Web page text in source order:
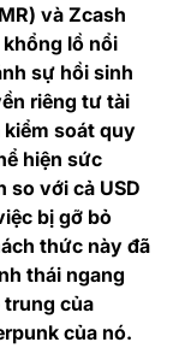
và Zcash
lồ nổi
sự hồi sinh
riêng tư tài
soát quy
hiện sức
so với cả USD
bị gỡ bỏ
thức này đã
thái ngang
trung của
của nó.